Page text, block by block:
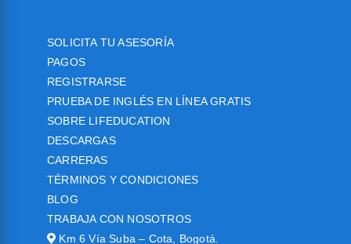
SOLICITA TU ASESORÍA
PAGOS
REGISTRARSE
PRUEBA DE INGLÉS EN LÍNEA GRATIS
SOBRE LIFEDUCATION
DESCARGAS
CARRERAS
TÉRMINOS Y CONDICIONES
BLOG
TRABAJA CON NOSOTROS
Km 6 Vía Suba – Cota, Bogotá.